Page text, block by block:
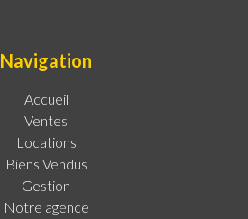
Navigation
Accueil
Ventes
Locations
Biens Vendus
Gestion
Notre agence